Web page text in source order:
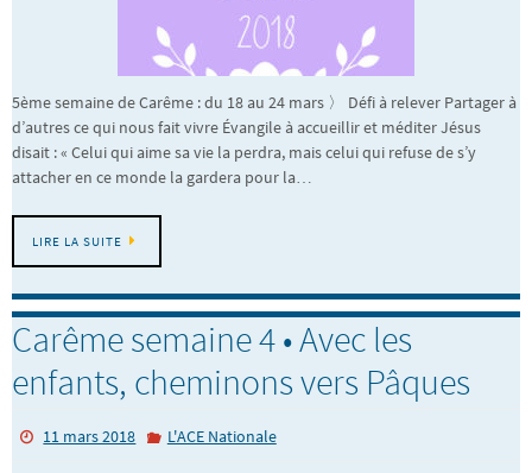
5ème semaine de Carême : du 18 au 24 mars 〉 Défi à relever Partager à
d’autres ce qui nous fait vivre Évangile à accueillir et méditer Jésus
disait : « Celui qui aime sa vie la perdra, mais celui qui refuse de s’y
attacher en ce monde la gardera pour la…
LIRE LA SUITE
Carême semaine 4 • Avec les
enfants, cheminons vers Pâques
11 mars 2018 L'ACE Nationale